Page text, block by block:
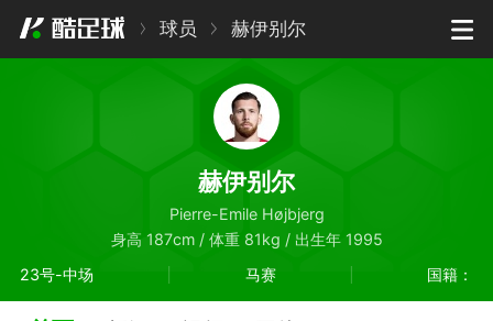
球员 赫伊别尔
赫伊别尔
Pierre-Emile Højbjerg
身高 187cm / 体重 81kg / 出生年 1995
23号-中场
马赛 国籍：